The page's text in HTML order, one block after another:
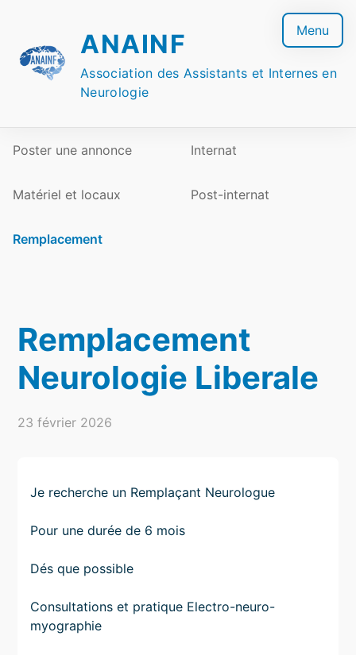
content
ANAINF
Association des Assistants et Internes en
Neurologie
Menu
Poster une annonce Internat
Matériel et locaux Post-internat
Remplacement
Remplacement
Neurologie Liberale
23 février 2026
Je recherche un Remplaçant Neurologue
Pour une durée de 6 mois
Dés que possible
Consultations et pratique Electro-neuro-
myographie